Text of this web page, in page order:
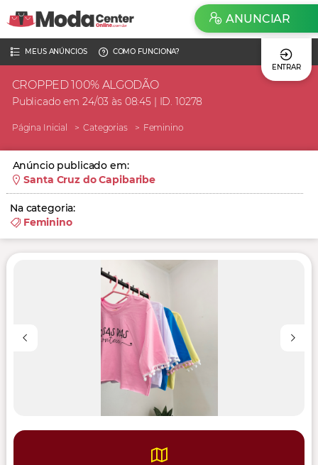
MEUS ANÚNCIOS
COMO FUNCIONA?
ENTRAR
ANUNCIAR
CROPPED 100% ALGODÃO
Publicado em 24/03 às 08:45 | ID. 10278
Página Inicial Categorias Feminino
Anúncio publicado em:
Santa Cruz do Capibaribe
Na categoria:
Feminino